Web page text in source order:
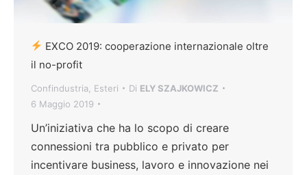
EXCO 2019: cooperazione internazionale oltre
il no-profit
Confindustria Esteri Di ELY SZAJKOWICZ
6 Maggio 2019
Un’iniziativa che ha lo scopo di creare
connessioni tra pubblico e privato per
incentivare business, lavoro e innovazione nei